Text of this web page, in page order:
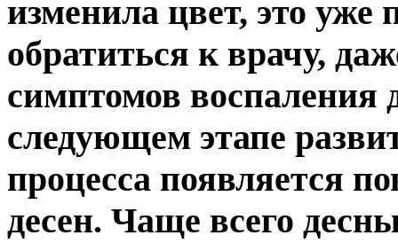
изменила цвет, это уже
обратиться к врачу,
симптомов воспаления
следующем этапе
процесса появляется
десен. Чаще всего